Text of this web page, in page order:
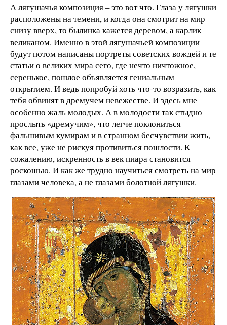
А лягушачья композиция – это вот что. Глаза у лягушки
расположены на темени, и когда она смотрит на мир
снизу вверх, то былинка кажется деревом, а карлик
великаном. Именно в этой лягушачьей композиции
будут потом написаны портреты советских вождей и те
статьи о великих мира сего, где нечто ничтожное,
серенькое, пошлое объявляется гениальным
открытием. И ведь попробуй хоть что-то возразить, как
тебя обвинят в дремучем невежестве. И здесь мне
особенно жаль молодых. А в молодости так стыдно
прослыть «дремучим», что легче поклониться
фальшивым кумирам и в странном бесчувствии жить,
как все, уже не рискуя противиться пошлости. К
сожалению, искренность в век пиара становится
роскошью. И как же трудно научиться смотреть на мир
глазами человека, а не глазами болотной лягушки.